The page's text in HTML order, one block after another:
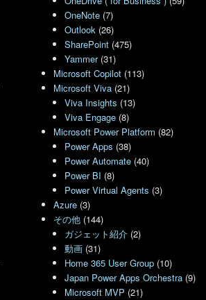
OneNote (7)
Outlook (26)
SharePoint (475)
Yammer(31)
Microsoft Copilot (113)
Microsoft Viva (21)
Viva Insights (13)
Viva Engage (8)
Microsoft Power Platform (82)
Power Apps (38)
Power Automate (40)
Power BI (8)
Power Virtual Agents (3)
Azure (3)
その他 (144)
ガジェット紹介 (2)
動画 (31)
Home 365 User Group (10)
Japan Power Apps Orchestra (9)
Microsoft MVP (21)